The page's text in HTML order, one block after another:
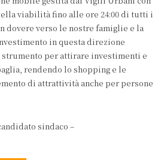
viabilità fino alle ore 24:00 di tutti i
dovere verso le nostre famiglie e la
in questa direzione
strumento per attirare investimenti e
rendendo lo shopping e le
di attrattività anche per persone
sindaco –